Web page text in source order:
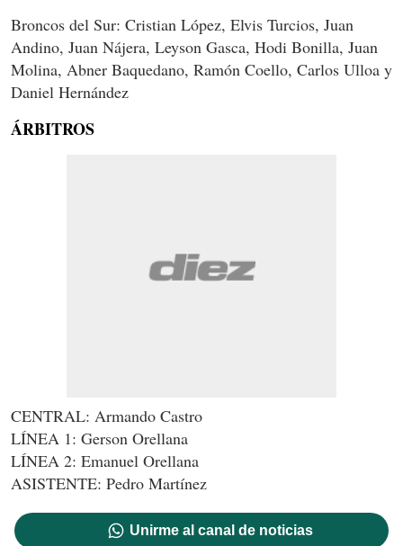
Broncos del Sur: Cristian López, Elvis Turcios, Juan
Andino, Juan Nájera, Leyson Gasca, Hodi Bonilla, Juan
Molina, Abner Baquedano, Ramón Coello, Carlos Ulloa y
Daniel Hernández
ÁRBITROS
CENTRAL: Armando Castro
LÍNEA 1: Gerson Orellana
LÍNEA 2: Emanuel Orellana
ASISTENTE: Pedro Martínez
Unirme al canal de noticias